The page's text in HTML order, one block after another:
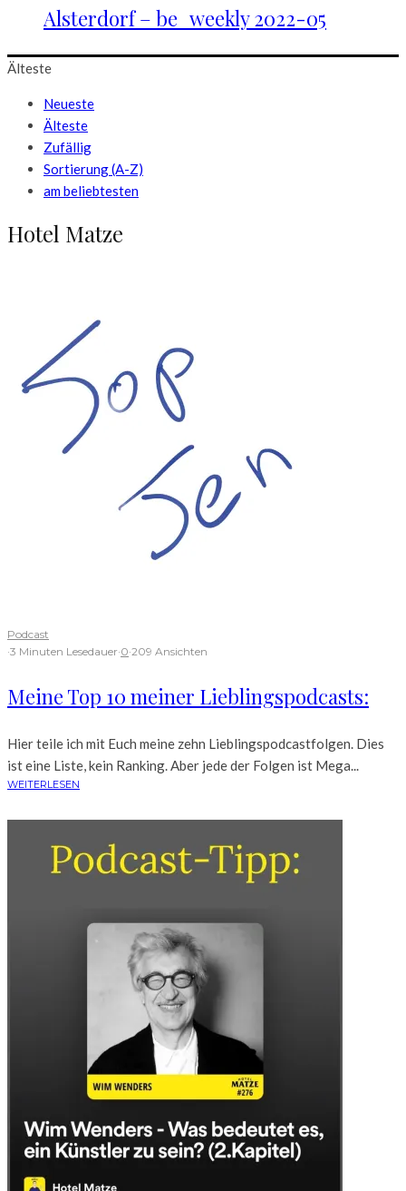
Alsterdorf – be_weekly 2022-05
Älteste
Neueste
Älteste
Zufällig
Sortierung (A-Z)
am beliebtesten
Hotel Matze
Podcast
·3 Minuten Lesedauer·0·209 Ansichten
Meine Top 10 meiner Lieblingspodcasts:
Hier teile ich mit Euch meine zehn Lieblingspodcastfolgen. Dies
ist eine Liste, kein Ranking. Aber jede der Folgen ist Mega...
WEITERLESEN